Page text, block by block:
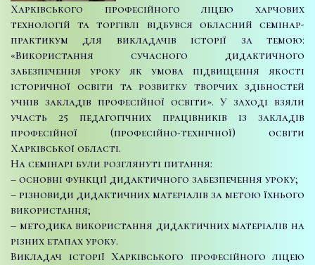
Харківського професійного ліцею харчових
технологій та торгівлі відбувся обласний семінар-
практикум для викладачів історії за темою:
«Використання сучасного дидактичного
забезпечення уроку як умова підвищення якості
історичної освіти та розвитку творчих здібностей
учнів закладів професійної освіти». У заході взяли
участь 25 педагогічних працівників із закладів
професійної (професійно-технічної) освіти
Харківської області.
На семінарі були розглянуті питання:
– основні функції дидактичного забезпечення уроку;
– різновиди дидактичних матеріалів за метою їхнього
використання;
– методика використання дидактичних матеріалів на
різних етапах уроку.
Викладач історії Харківського професійного ліцею